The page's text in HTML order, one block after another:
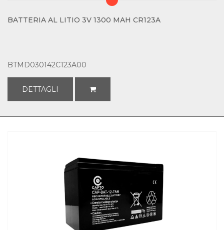
BATTERIA AL LITIO 3V 1300 MAH CR123A
BTMD030142C123A00
DETTAGLI